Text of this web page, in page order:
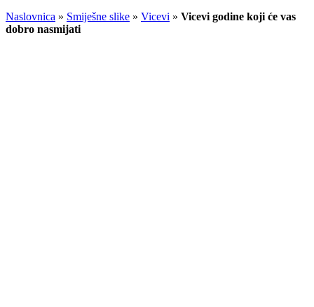
Naslovnica » Smiješne slike » Vicevi » Vicevi godine koji će vas
dobro nasmijati